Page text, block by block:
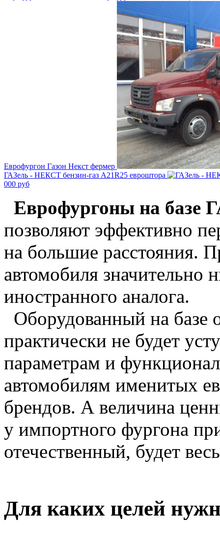
Еврофургон Газон Некст фермер
ГАЗель - НЕКСТ бензин-газ А21R25 евроштора
000 руб
Еврофургоны на базе
позволяют эффективно
на большие расстояния.
автомобиля значительно
иностранного аналога.
Оборудованный на базе
практически не будет
параметрам и
автомобилям именитых
брендов. А величина
у импортного фургона
отечественный, будет
Для каких целей